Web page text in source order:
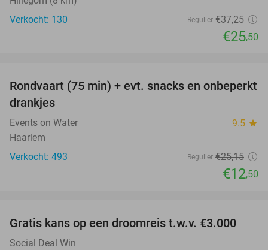
Verkocht: 130
Regulier €37,25
€25,50
50%
Rondvaart (75 min) + evt. snacks en onbeperkt
drankjes
Events on Water 9.5 star
Haarlem
Verkocht: 493
Regulier €25,15
€12,50
Gratis kans op een droomreis t.w.v. €3.000
Social Deal Win